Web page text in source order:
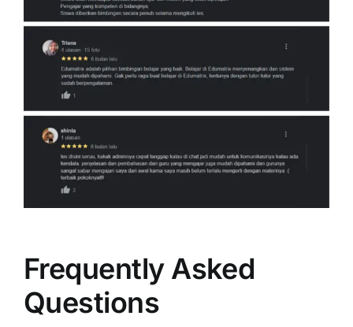
Frequently Asked
Questions